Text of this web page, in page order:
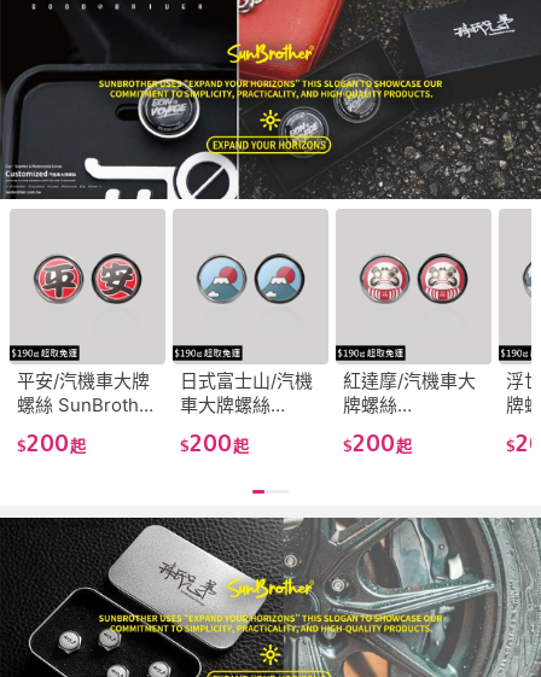
平安/汽機車大牌
螺絲 SunBrother
$200起
日式富士山/汽機
車大牌螺絲
兄弟
$200起
紅達摩/汽機車大
牌螺絲
兄弟
$200起
浮
牌
兄弟
$